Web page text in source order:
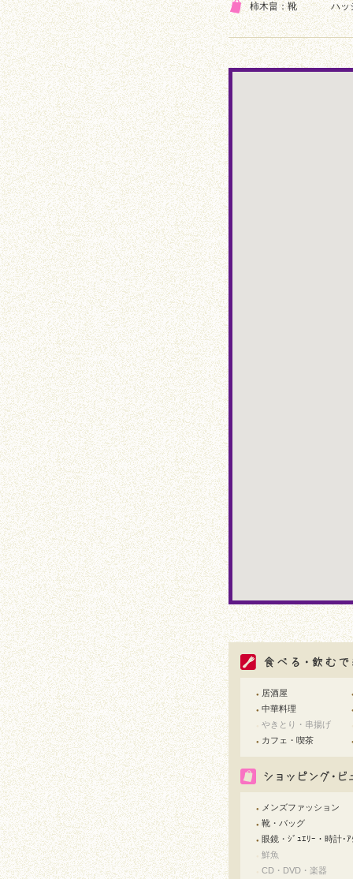
柿木畠：靴
ハッ
● 居酒屋
● 中華料理
やきとり・串揚げ
● カフェ・喫茶
● メンズファッション
● 靴・バッグ
● 眼鏡・ｼﾞｭｴﾘｰ・時計･ｱ
鮮魚
CD・DVD・楽器